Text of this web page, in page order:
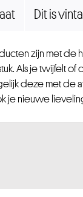
Dit is
zijn met de
Als je twijfelt
deze met de
je nieuwe